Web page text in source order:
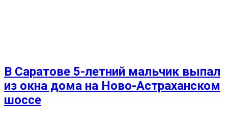
В Саратове 5-летний мальчик выпал
из окна дома на Ново-Астраханском
шоссе